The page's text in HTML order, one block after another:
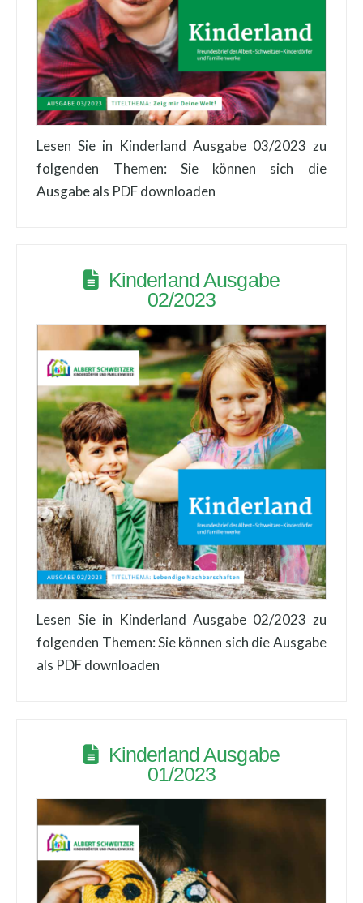
Lesen Sie in Kinderland Ausgabe 03/2023 zu
folgenden Themen: Sie können sich die
Ausgabe als PDF downloaden
Kinderland Ausgabe
02/2023
Lesen Sie in Kinderland Ausgabe 02/2023 zu
folgenden Themen: Sie können sich die Ausgabe
als PDF downloaden
Kinderland Ausgabe
01/2023